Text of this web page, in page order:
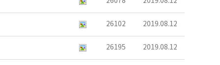
26102 2019.08.12
26195 2019.08.12